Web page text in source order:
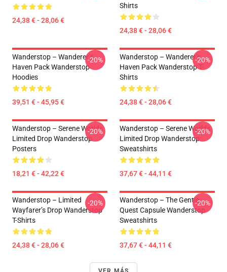
24,38 € - 28,06 €
Shirts
24,38 € - 28,06 €
Wanderstop – Wanderer’s
Haven Pack Wanderstop
Hoodies
39,51 € - 45,95 €
-20%
Wanderstop – Wanderer’s
Haven Pack Wanderstop T-
Shirts
24,38 € - 28,06 €
-20%
Wanderstop – Serene Worlds
Limited Drop Wanderstop
Posters
18,21 € - 42,22 €
-20%
Wanderstop – Serene Worlds
Limited Drop Wanderstop
Sweatshirts
37,67 € - 44,11 €
-20%
Wanderstop – Limited
Wayfarer’s Drop Wanderstop
T-Shirts
24,38 € - 28,06 €
-20%
Wanderstop – The Gentle
Quest Capsule Wanderstop
Sweatshirts
37,67 € - 44,11 €
-20%